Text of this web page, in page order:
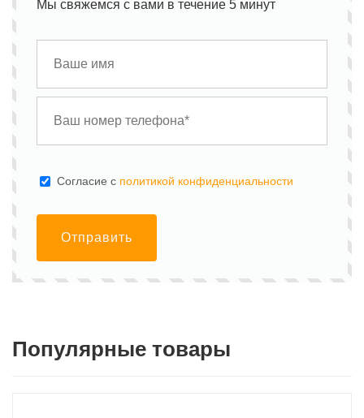
Мы свяжемся с вами в течение 5 минут
Cогласие с политикой конфиденциальности
Отправить
Популярные товары